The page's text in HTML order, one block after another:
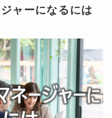
ャーになるには